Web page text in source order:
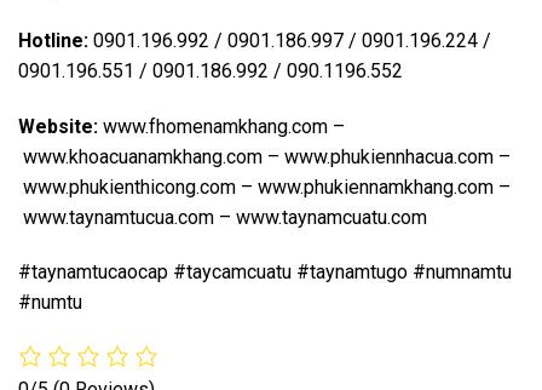
Hotline: 0901.196.992 / 0901.186.997 / 0901.196.224 /
0901.196.551 / 0901.186.992 / 090.1196.552
Website: www.fhomenamkhang.com –
www.khoacuanamkhang.com – www.phukiennhacua.com –
www.phukienthicong.com – www.phukiennamkhang.com –
www.taynamtucua.com – www.taynamcuatu.com
#taynamtucaocap #taycamcuatu #taynamtugo #numnamtu
#numtu